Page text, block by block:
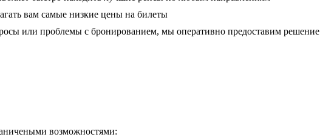
вам самые низкие цены на билеты
или проблемы с бронированием, мы оперативно предоставим решение
возможностями: